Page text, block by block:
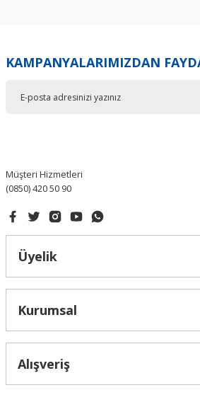
Ürün resmi kalitesiz, bozuk veya
KAMPANYALARIMIZDAN
Müşteri Hizmetleri
(0850) 420 50 90
Üyelik
Kurumsal
Alışveriş